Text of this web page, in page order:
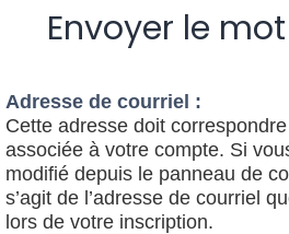
Envoyer le
Adresse de courriel :
Cette adresse doit
associée à votre compte. Si
modifié depuis le panneau de
s’agit de l’adresse de courriel
lors de votre inscription.